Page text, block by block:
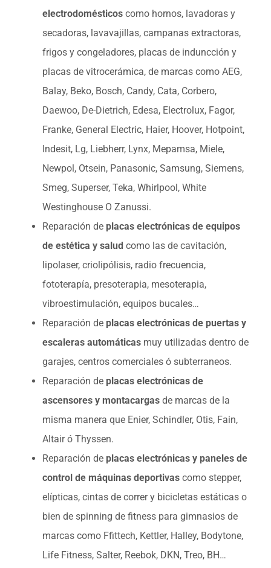
electrodomésticos como hornos, lavadoras y
secadoras, lavavajillas, campanas extractoras,
frigos y congeladores, placas de induncción y
placas de vitrocerámica, de marcas como AEG,
Balay, Beko, Bosch, Candy, Cata, Corbero,
Daewoo, De-Dietrich, Edesa, Electrolux, Fagor,
Franke, General Electric, Haier, Hoover, Hotpoint,
Indesit, Lg, Liebherr, Lynx, Mepamsa, Miele,
Newpol, Otsein, Panasonic, Samsung, Siemens,
Smeg, Superser, Teka, Whirlpool, White
Westinghouse O Zanussi.
Reparación de placas electrónicas de equipos
de estética y salud como las de cavitación,
lipolaser, criolipólisis, radio frecuencia,
fototerapía, presoterapia, mesoterapia,
vibroestimulación, equipos bucales…
Reparación de placas electrónicas de puertas y
escaleras automáticas muy utilizadas dentro de
garajes, centros comerciales ó subterraneos.
Reparación de placas electrónicas de
ascensores y montacargas de marcas de la
misma manera que Enier, Schindler, Otis, Fain,
Altair ó Thyssen.
Reparación de placas electrónicas y paneles de
control de máquinas deportivas como stepper,
elípticas, cintas de correr y bicicletas estáticas o
bien de spinning de fitness para gimnasios de
marcas como Ffittech, Kettler, Halley, Bodytone,
Life Fitness, Salter, Reebok, DKN, Treo, BH…